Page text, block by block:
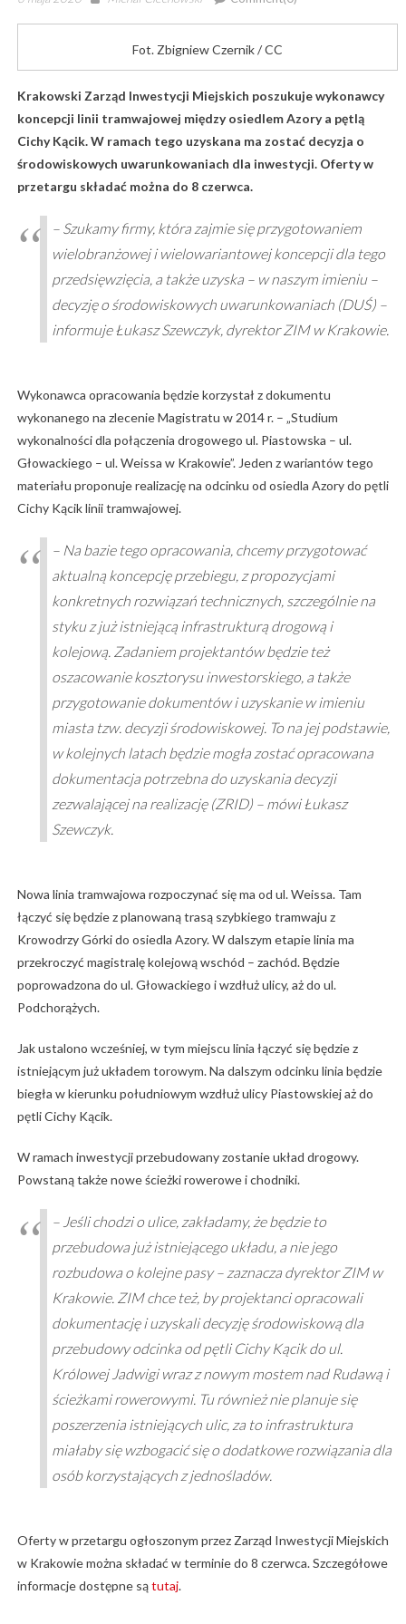
Fot. Zbigniew Czernik / CC
Krakowski Zarząd Inwestycji Miejskich poszukuje wykonawcy
koncepcji linii tramwajowej między osiedlem Azory a pętlą
Cichy Kącik. W ramach tego uzyskana ma zostać decyzja o
środowiskowych uwarunkowaniach dla inwestycji. Oferty w
przetargu składać można do 8 czerwca.
– Szukamy firmy, która zajmie się przygotowaniem
wielobranżowej i wielowariantowej koncepcji dla tego
przedsięwzięcia, a także uzyska – w naszym imieniu –
decyzję o środowiskowych uwarunkowaniach (DUŚ) –
informuje Łukasz Szewczyk, dyrektor ZIM w Krakowie.
Wykonawca opracowania będzie korzystał z dokumentu
wykonanego na zlecenie Magistratu w 2014 r. – „Studium
wykonalności dla połączenia drogowego ul. Piastowska – ul.
Głowackiego – ul. Weissa w Krakowie”. Jeden z wariantów tego
materiału proponuje realizację na odcinku od osiedla Azory do pętli
Cichy Kącik linii tramwajowej.
– Na bazie tego opracowania, chcemy przygotować
aktualną koncepcję przebiegu, z propozycjami
konkretnych rozwiązań technicznych, szczególnie na
styku z już istniejącą infrastrukturą drogową i
kolejową. Zadaniem projektantów będzie też
oszacowanie kosztorysu inwestorskiego, a także
przygotowanie dokumentów i uzyskanie w imieniu
miasta tzw. decyzji środowiskowej. To na jej podstawie,
w kolejnych latach będzie mogła zostać opracowana
dokumentacja potrzebna do uzyskania decyzji
zezwalającej na realizację (ZRID) – mówi Łukasz
Szewczyk.
Nowa linia tramwajowa rozpoczynać się ma od ul. Weissa. Tam
łączyć się będzie z planowaną trasą szybkiego tramwaju z
Krowodrzy Górki do osiedla Azory. W dalszym etapie linia ma
przekroczyć magistralę kolejową wschód – zachód. Będzie
poprowadzona do ul. Głowackiego i wzdłuż ulicy, aż do ul.
Podchorążych.
Jak ustalono wcześniej, w tym miejscu linia łączyć się będzie z
istniejącym już układem torowym. Na dalszym odcinku linia będzie
biegła w kierunku południowym wzdłuż ulicy Piastowskiej aż do
pętli Cichy Kącik.
W ramach inwestycji przebudowany zostanie układ drogowy.
Powstaną także nowe ścieżki rowerowe i chodniki.
– Jeśli chodzi o ulice, zakładamy, że będzie to
przebudowa już istniejącego układu, a nie jego
rozbudowa o kolejne pasy – zaznacza dyrektor ZIM w
Krakowie. ZIM chce też, by projektanci opracowali
dokumentację i uzyskali decyzję środowiskową dla
przebudowy odcinka od pętli Cichy Kącik do ul.
Królowej Jadwigi wraz z nowym mostem nad Rudawą i
ścieżkami rowerowymi. Tu również nie planuje się
poszerzenia istniejących ulic, za to infrastruktura
miałaby się wzbogacić się o dodatkowe rozwiązania dla
osób korzystających z jednośladów.
Oferty w przetargu ogłoszonym przez Zarząd Inwestycji Miejskich
w Krakowie można składać w terminie do 8 czerwca. Szczegółowe
informacje dostępne sątutaj.